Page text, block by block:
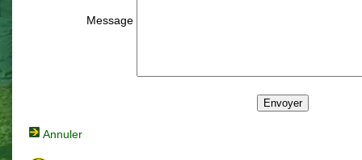
Message
Annuler